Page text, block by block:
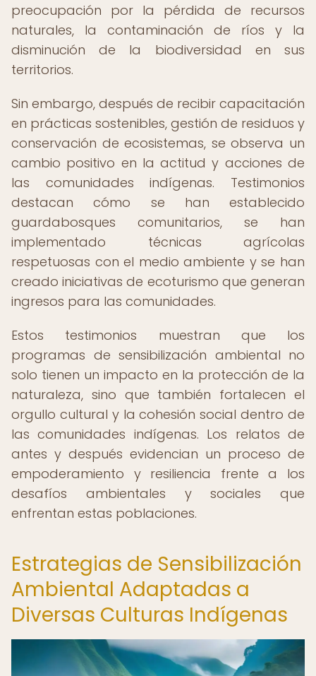
preocupación por la pérdida de recursos
naturales, la contaminación de ríos y la
disminución de la biodiversidad en sus
territorios.
Sin embargo, después de recibir capacitación
en prácticas sostenibles, gestión de residuos y
conservación de ecosistemas, se observa un
cambio positivo en la actitud y acciones de
las comunidades indígenas. Testimonios
destacan cómo se han establecido
guardabosques comunitarios, se han
implementado técnicas agrícolas
respetuosas con el medio ambiente y se han
creado iniciativas de ecoturismo que generan
ingresos para las comunidades.
Estos testimonios muestran que los
programas de sensibilización ambiental no
solo tienen un impacto en la protección de la
naturaleza, sino que también fortalecen el
orgullo cultural y la cohesión social dentro de
las comunidades indígenas. Los relatos de
antes y después evidencian un proceso de
empoderamiento y resiliencia frente a los
desafíos ambientales y sociales que
enfrentan estas poblaciones.
Estrategias de Sensibilización
Ambiental Adaptadas a
Diversas Culturas Indígenas